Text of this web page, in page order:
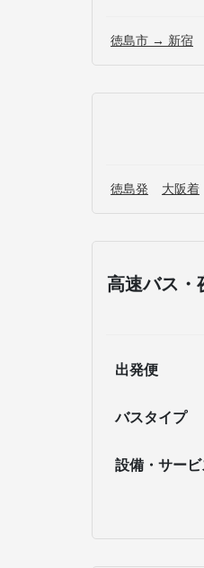
徳島市 → 新宿
徳島発 大阪着
高速バス・
出発便
バスタイプ
設備・サービ